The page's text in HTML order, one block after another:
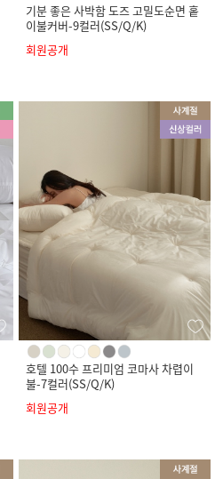
기분 좋은 사박함 도즈 고밀도순면 홑
이불커버-9컬러(SS/Q/K)
회원공개
호텔 100수 프리미엄 코마사 차렵이
불-7컬러(SS/Q/K)
회원공개